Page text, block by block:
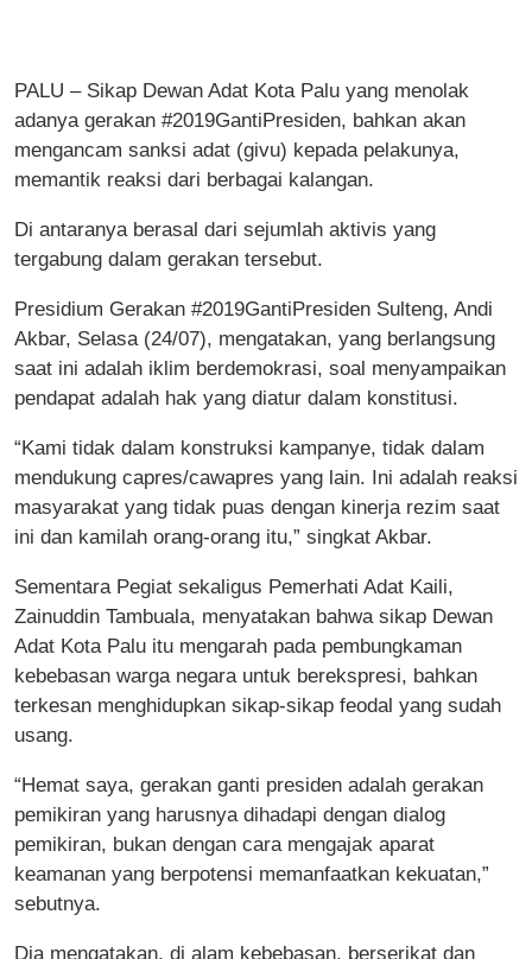
PALU – Sikap Dewan Adat Kota Palu yang menolak
adanya gerakan #2019GantiPresiden, bahkan akan
mengancam sanksi adat (givu) kepada pelakunya,
memantik reaksi dari berbagai kalangan.
Di antaranya berasal dari sejumlah aktivis yang
tergabung dalam gerakan tersebut.
Presidium Gerakan #2019GantiPresiden Sulteng, Andi
Akbar, Selasa (24/07), mengatakan, yang berlangsung
saat ini adalah iklim berdemokrasi, soal menyampaikan
pendapat adalah hak yang diatur dalam konstitusi.
“Kami tidak dalam konstruksi kampanye, tidak dalam
mendukung capres/cawapres yang lain. Ini adalah reaksi
masyarakat yang tidak puas dengan kinerja rezim saat
ini dan kamilah orang-orang itu,” singkat Akbar.
Sementara Pegiat sekaligus Pemerhati Adat Kaili,
Zainuddin Tambuala, menyatakan bahwa sikap Dewan
Adat Kota Palu itu mengarah pada pembungkaman
kebebasan warga negara untuk berekspresi, bahkan
terkesan menghidupkan sikap-sikap feodal yang sudah
usang.
“Hemat saya, gerakan ganti presiden adalah gerakan
pemikiran yang harusnya dihadapi dengan dialog
pemikiran, bukan dengan cara mengajak aparat
keamanan yang berpotensi memanfaatkan kekuatan,”
sebutnya.
Dia mengatakan, di alam kebebasan, berserikat dan